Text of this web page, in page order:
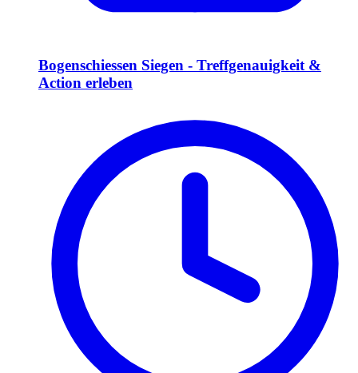
Bogenschiessen Siegen - Treffgenauigkeit &
Action erleben